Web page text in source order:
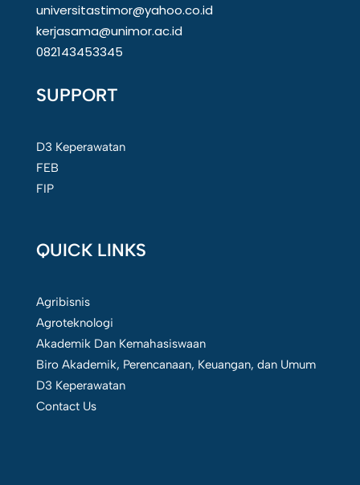
universitastimor@yahoo.co.id
kerjasama@unimor.ac.id
082143453345
SUPPORT
D3 Keperawatan
FEB
FIP
QUICK LINKS
Agribisnis
Agroteknologi
Akademik Dan Kemahasiswaan
Biro Akademik, Perencanaan, Keuangan, dan Umum
D3 Keperawatan
Contact Us